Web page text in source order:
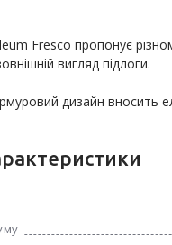
Fresco пропонує
вигляд підлоги.
дизайн вносить